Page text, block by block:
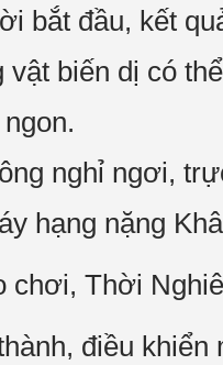
bắt đầu, kết
biến dị có
nghỉ ngơi,
hạng nặng
chơi, Thời
điều khiển